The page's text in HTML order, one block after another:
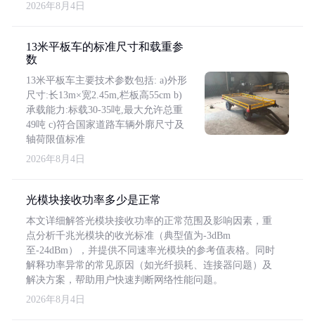
2026年8月4日
13米平板车的标准尺寸和载重参
数
13米平板车主要技术参数包括: a)外形
尺寸:长13m×宽2.45m,栏板高55cm b)
承载能力:标载30-35吨,最大允许总重
49吨 c)符合国家道路车辆外廓尺寸及
轴荷限值标准
2026年8月4日
光模块接收功率多少是正常
本文详细解答光模块接收功率的正常范围及影响因素，重
点分析千兆光模块的收光标准（典型值为-3dBm
至-24dBm），并提供不同速率光模块的参考值表格。同时
解释功率异常的常见原因（如光纤损耗、连接器问题）及
解决方案，帮助用户快速判断网络性能问题。
2026年8月4日